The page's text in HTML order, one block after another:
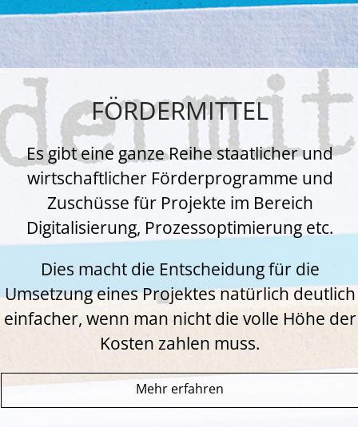
FÖRDERMITTEL
Es gibt eine ganze Reihe staatlicher und
wirtschaftlicher Förderprogramme und
Zuschüsse für Projekte im Bereich
Digitalisierung, Prozessoptimierung etc.
Dies macht die Entscheidung für die
Umsetzung eines Projektes natürlich deutlich
einfacher, wenn man nicht die volle Höhe der
Kosten zahlen muss.
Mehr erfahren